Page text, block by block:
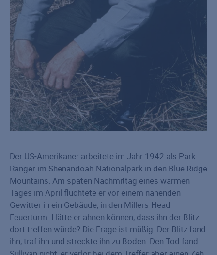
Der US-Amerikaner arbeitete im Jahr 1942 als Park
Ranger im Shenandoah-Nationalpark in den Blue Ridge
Mountains. Am späten Nachmittag eines warmen
Tages im April flüchtete er vor einem nahenden
Gewitter in ein Gebäude, in den Millers-Head-
Feuerturm. Hätte er ahnen können, dass ihn der Blitz
dort treffen würde? Die Frage ist müßig. Der Blitz fand
ihn, traf ihn und streckte ihn zu Boden. Den Tod fand